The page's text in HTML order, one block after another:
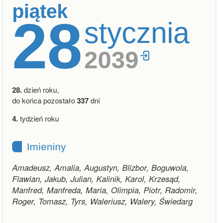
piątek
28stycznia
2039
28.dzień roku,
do końca pozostało337dni
4.tydzień roku
Imieniny
Amadeusz, Amalia, Augustyn, Blizbor, Boguwola,
Flawian, Jakub, Julian, Kalinik, Karol, Krzesąd,
Manfred, Manfreda, Maria, Olimpia, Piotr, Radomir,
Roger, Tomasz, Tyrs, Waleriusz, Walery, Świedarg